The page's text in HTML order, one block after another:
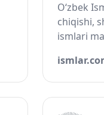
O‘zbek
chiqishi,
ismlari